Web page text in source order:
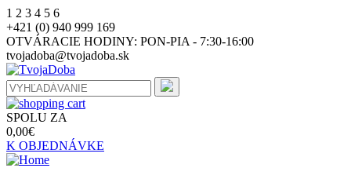
1 2 3 4 5 6
+421 (0) 940 999 169
OTVÁRACIE HODINY: PON-PIA - 7:30-16:00
tvojadoba@tvojadoba.sk
SPOLU ZA
0,00€
K OBJEDNÁVKE